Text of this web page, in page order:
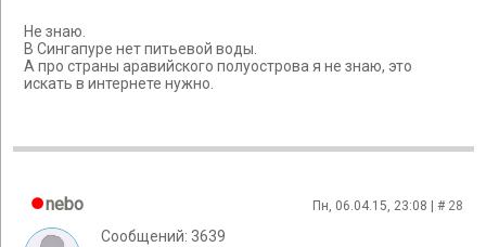
Не знаю.
В Сингапуре нет питьевой воды.
А про страны аравийского полуострова я не знаю, это
искать в интернете нужно.
nebo Пн, 06.04.15, 23:08 | # 28
Сообщений: 3639